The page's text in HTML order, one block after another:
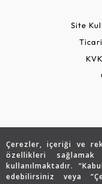
Çerezler, içeriği ve
özellikleri
kullanılmaktadır.
edebilirsiniz veya
Site